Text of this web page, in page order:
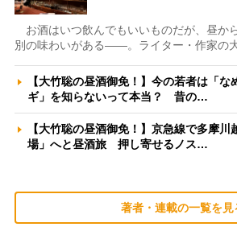
お酒はいつ飲んでもいいものだが、昼か
別の味わいがある――。ライター・作家の
【大竹聡の昼酒御免！】今の若者は「な
ギ」を知らないって本当？ 昔の…
【大竹聡の昼酒御免！】京急線で多摩
場」へと昼酒旅 押し寄せるノス…
著者・連載の一覧を見